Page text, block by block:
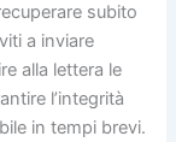
subito
a inviare
alla lettera le
l’integrità
in tempi brevi.